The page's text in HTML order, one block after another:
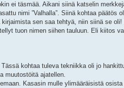
ei täsmää. Aikani siinä katselin
nimi ”Valhalla”. Siinä kohtaa päätös
sen saa tehtyä, niin siinä se
tuon nimen siihen tauluun. Eli kiitos
kohtaa tuleva tekniikka oli jo
muutostöitä ajatellen.
Kasasin mulle ylimääräisistä